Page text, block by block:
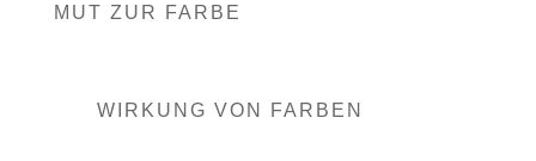
MUT ZUR FARBE
WIRKUNG VON FARBEN